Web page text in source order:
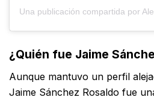
¿Quién fue Jaime
Aunque mantuvo un perfil
Jaime Sánchez Rosaldo fue